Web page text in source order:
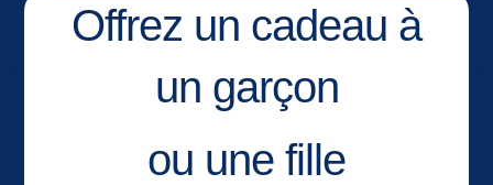
Offrez un cadeau à
un garçon
ou une fille